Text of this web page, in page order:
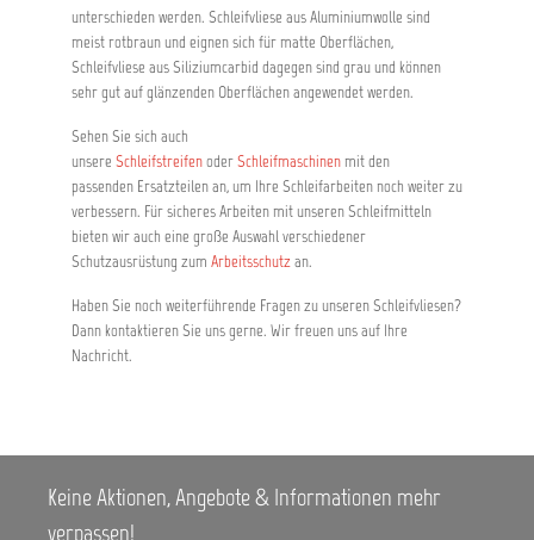
unterschieden werden. Schleifvliese aus Aluminiumwolle sind
meist rotbraun und eignen sich für matte Oberflächen,
Schleifvliese aus Siliziumcarbid dagegen sind grau und können
sehr gut auf glänzenden Oberflächen angewendet werden.
Sehen Sie sich auch
unsere SchleifstreifenoderSchleifmaschinenmit den
passenden Ersatzteilen an, um Ihre Schleifarbeiten noch weiter zu
verbessern. Für sicheres Arbeiten mit unseren Schleifmitteln
bieten wir auch eine große Auswahl verschiedener
Schutzausrüstung zum Arbeitsschutzan.
Haben Sie noch weiterführende Fragen zu unseren Schleifvliesen?
Dann kontaktieren Sie uns gerne. Wir freuen uns auf Ihre
Nachricht.
Keine Aktionen, Angebote & Informationen mehr
verpassen!